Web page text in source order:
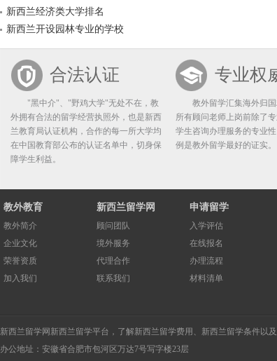
新西兰经济类大学排名
新西兰开设园林专业的学校
合法认证
"黑中介"、"野鸡大学"无处不在，教
外拥有合法的留学经营执照外，也是新西
兰教育局认证机构，合作的每一所大学均
在中国教育部公布的认证名单中，切身保
障学生利益。
专业权
教外留学汇集海外归国
所有顾问老师上岗前除了
学生咨询办理服务的专业
例是教外留学最好的证实。
教外教育
教外简介
企业文化
荣誉资质
加入我们
新西兰留学网
顾问团队
境外服务
代理合作
联系我们
申请留学
入学评估
在线报名
办理流程
材料清单
新西兰留学网 新西兰留学平台，了解新西兰留学费用 、 新西兰留学条件以及
办公地址：安徽省合肥市包河区万达7号写字楼23层